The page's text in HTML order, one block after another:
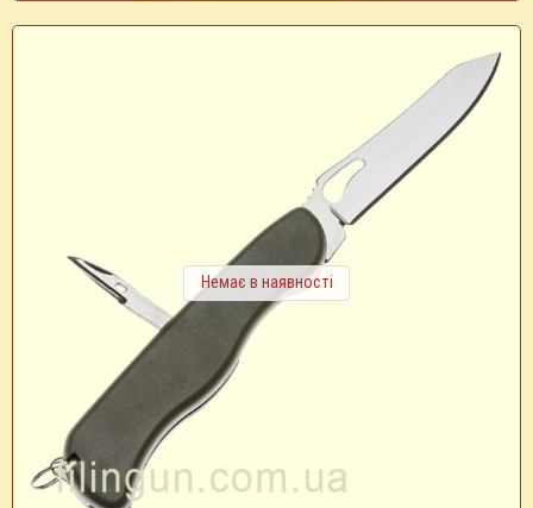
Немає в наявності